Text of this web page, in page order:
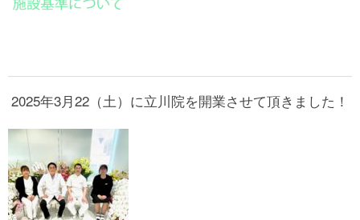
2025年3月22（土）に立川院を開業させて頂きました！